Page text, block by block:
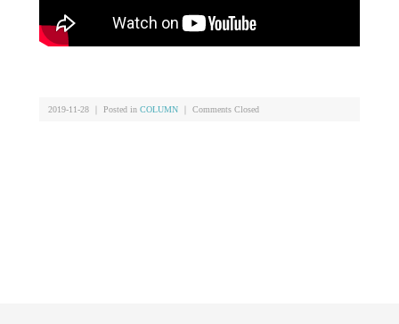
2019-11-28 ｜ Posted in COLUMN Comments Closed